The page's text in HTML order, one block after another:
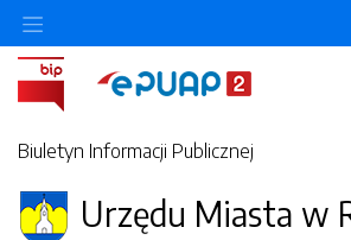
Biuletyn Informacji Publicznej
Urzędu Miasta w